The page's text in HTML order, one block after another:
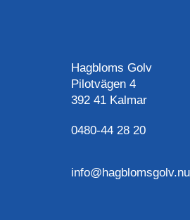
Hagbloms Golv
Pilotvägen 4
392 41 Kalmar
0480-44 28 20
info@hagblomsgolv.nu